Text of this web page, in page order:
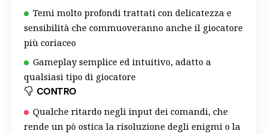
Temi molto profondi trattati con delicatezza e
sensibilità che commuoveranno anche il giocatore
più coriaceo
Gameplay semplice ed intuitivo, adatto a
qualsiasi tipo di giocatore
CONTRO
Qualche ritardo negli input dei comandi, che
rende un pò ostica la risoluzione degli enigmi o la